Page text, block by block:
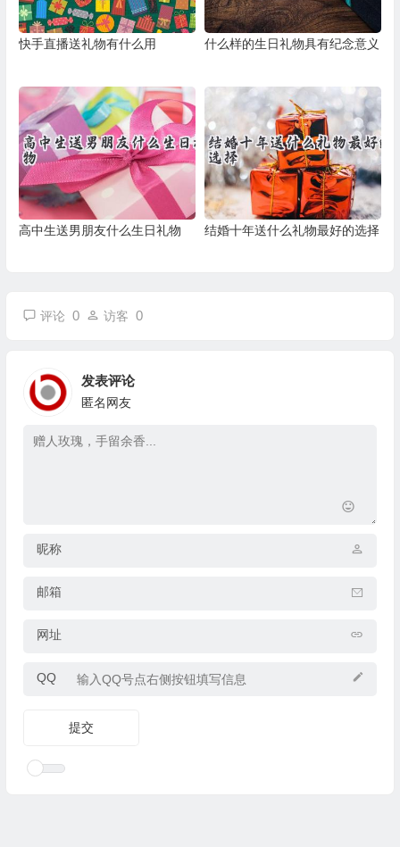
快手直播送礼物有什么用 什么样的生日礼物具有纪念意义
高中生送男朋友什么生日礼物 结婚十年送什么礼物最好的选择
评论 0 访客 0
发表评论
匿名网友
昵称
邮箱
网址
QQ